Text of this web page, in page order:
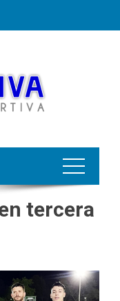
tercera